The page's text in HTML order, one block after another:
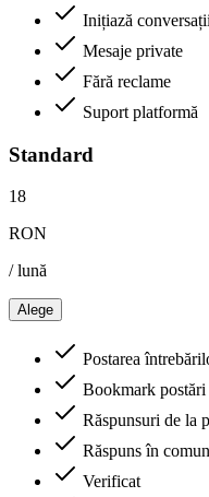
Inițiază
Mesaje private
Fără reclame
Suport platformă
Standard
18
RON
/ lună
Alege
Postarea
Bookmark postări
Răspunsuri de la
Răspuns în
Verificat